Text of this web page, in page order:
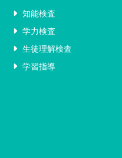
知能検査
学力検査
生徒理解検査
学習指導